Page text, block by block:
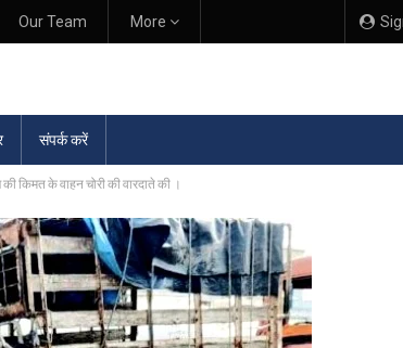
Our Team More
संपर्क करें
किमत के वाहन चोरी की वारदाते की ।